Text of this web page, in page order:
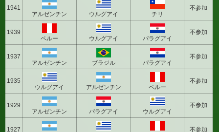
1941
アルゼンチン
ウルグアイ チリ
不参加
1939
ペルー
ウルグアイ パラグアイ
不参加
1937
アルゼンチン
ブラジル パラグアイ
不参加
1935
ウルグアイ
アルゼンチン ペルー
不参加
1929
アルゼンチン
パラグアイ ウルグアイ
不参加
1927 不参加